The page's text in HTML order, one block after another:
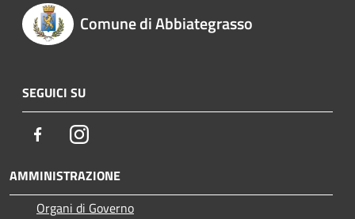
Comune di Abbiategrasso
SEGUICI SU
FacebookInstagram
AMMINISTRAZIONE
Organi di Governo